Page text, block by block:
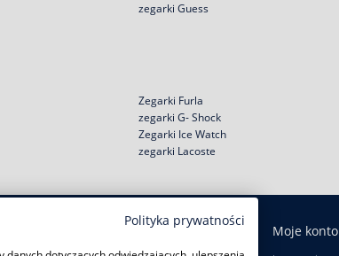
zegarki Guess
Zegarki Furla
zegarki G- Shock
Zegarki Ice Watch
zegarki Lacoste
Moje konto
Polityka prywatności